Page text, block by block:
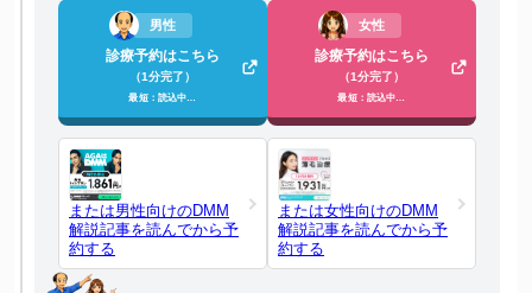
男性
診療予約はこちら
（1分完了）
最短：読込中…
または男性向けのDMM
解説記事を読んでから予
約する
女性
診療予約はこちら
（1分完了）
最短：読込中…
または女性向けのDMM
解説記事を読んでから予
約する